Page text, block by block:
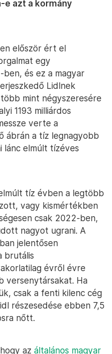
e azt a kormány
először ért el
egy
és ez a magyar
Lidlnek
mint négyszeresére
1193 milliárdos
verte a
ábrán a tíz legnagyobb
lánc elmúlt tízéves
tíz évben a legtöbb
vagy kismértékben
csak 2022-ben,
nagyot ugrani. A
jelentősen
brutális
évről évre
versenytársakat. Ha
csak a fenti kilenc cég
részesedése ebben 7,5
nőtt.
az általános magyar